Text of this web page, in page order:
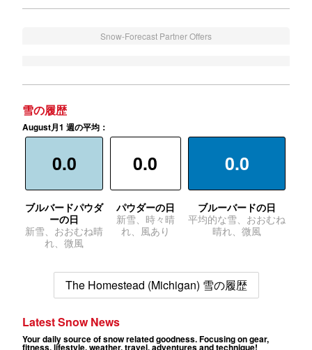
Snow-Forecast Partner Offers
雪の履歴
August月1 週の平均：
0.0
ブルバードパウダ
ーの日
新雪、おおむね晴
れ、微風
0.0
パウダーの日
新雪、時々晴
れ、風あり
0.0
ブルーバードの日
平均的な雪、おおむね
晴れ、微風
The Homestead (Michigan) 雪の履歴